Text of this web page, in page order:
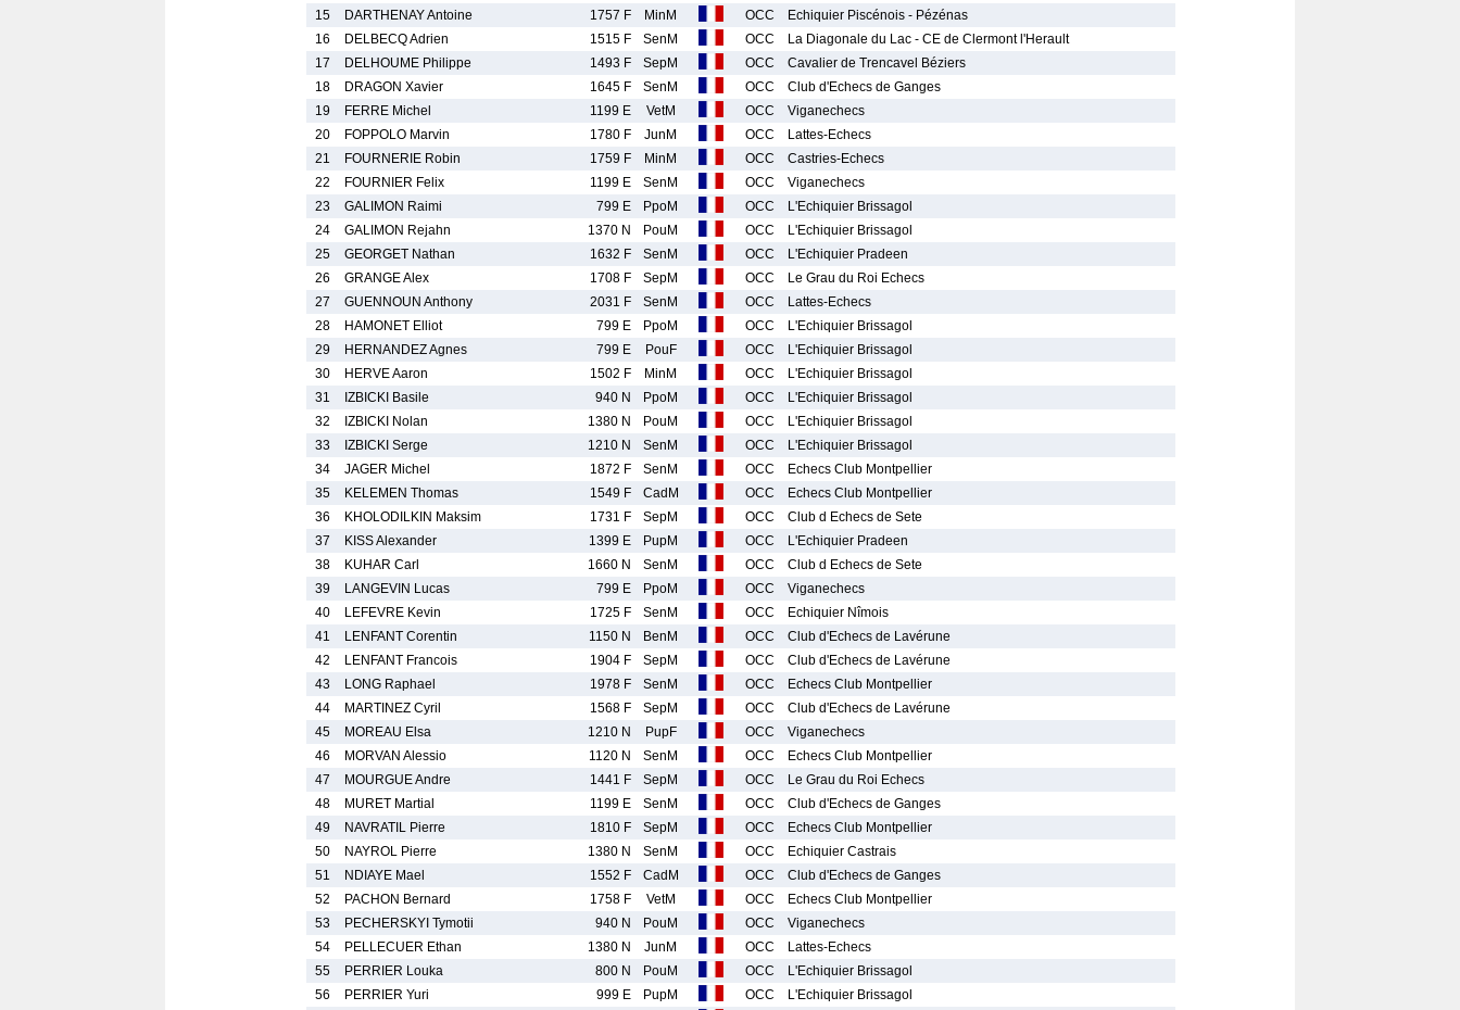
15
DARTHENAY Antoine 1757 F MinM OCC
Echiquier Piscénois - Pézénas
16
DELBECQ Adrien 1515 F SenM OCC
La Diagonale du Lac - CE de Clermont l'Herault
17
DELHOUME Philippe 1493 F SepM OCC
Cavalier de Trencavel Béziers
18
DRAGON Xavier 1645 F SenM OCC
Club d'Echecs de Ganges
19
FERRE Michel 1199 E VetM OCC
Viganechecs
20
FOPPOLO Marvin 1780 F JunM OCC
Lattes-Echecs
21
FOURNERIE Robin 1759 F MinM OCC
Castries-Echecs
22
FOURNIER Felix 1199 E SenM OCC
Viganechecs
23
GALIMON Raimi 799 E PpoM OCC
L'Echiquier Brissagol
24
GALIMON Rejahn 1370 N PouM OCC
L'Echiquier Brissagol
25
GEORGET Nathan 1632 F SenM OCC
L'Echiquier Pradeen
26
GRANGE Alex 1708 F SepM OCC
Le Grau du Roi Echecs
27
GUENNOUN Anthony 2031 F SenM OCC
Lattes-Echecs
28
HAMONET Elliot 799 E PpoM OCC
L'Echiquier Brissagol
29
HERNANDEZ Agnes 799 E PouF OCC
L'Echiquier Brissagol
30
HERVE Aaron 1502 F MinM OCC
L'Echiquier Brissagol
31
IZBICKI Basile 940 N PpoM OCC
L'Echiquier Brissagol
32
IZBICKI Nolan 1380 N PouM OCC
L'Echiquier Brissagol
33
IZBICKI Serge 1210 N SenM OCC
L'Echiquier Brissagol
34
JAGER Michel 1872 F SenM OCC
Echecs Club Montpellier
35
KELEMEN Thomas 1549 F CadM OCC
Echecs Club Montpellier
36
KHOLODILKIN Maksim 1731 F SepM OCC
Club d Echecs de Sete
37
KISS Alexander 1399 E PupM OCC
L'Echiquier Pradeen
38
KUHAR Carl 1660 N SenM OCC
Club d Echecs de Sete
39
LANGEVIN Lucas 799 E PpoM OCC
Viganechecs
40
LEFEVRE Kevin 1725 F SenM OCC
Echiquier Nîmois
41
LENFANT Corentin 1150 N BenM OCC
Club d'Echecs de Lavérune
42
LENFANT Francois 1904 F SepM OCC
Club d'Echecs de Lavérune
43
LONG Raphael 1978 F SenM OCC
Echecs Club Montpellier
44
MARTINEZ Cyril 1568 F SepM OCC
Club d'Echecs de Lavérune
45
MOREAU Elsa 1210 N PupF OCC
Viganechecs
46
MORVAN Alessio 1120 N SenM OCC
Echecs Club Montpellier
47
MOURGUE Andre 1441 F SepM OCC
Le Grau du Roi Echecs
48
MURET Martial 1199 E SenM OCC
Club d'Echecs de Ganges
49
NAVRATIL Pierre 1810 F SepM OCC
Echecs Club Montpellier
50
NAYROL Pierre 1380 N SenM OCC
Echiquier Castrais
51
NDIAYE Mael 1552 F CadM OCC
Club d'Echecs de Ganges
52
PACHON Bernard 1758 F VetM OCC
Echecs Club Montpellier
53
PECHERSKYI Tymotii 940 N PouM OCC
Viganechecs
54
PELLECUER Ethan 1380 N JunM OCC
Lattes-Echecs
55
PERRIER Louka 800 N PouM OCC
L'Echiquier Brissagol
56
PERRIER Yuri 999 E PupM OCC
L'Echiquier Brissagol